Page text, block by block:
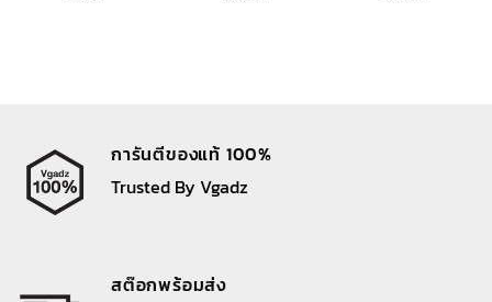
การันตีของแท้ 100%
Trusted By Vgadz
สต๊อกพร้อมส่ง